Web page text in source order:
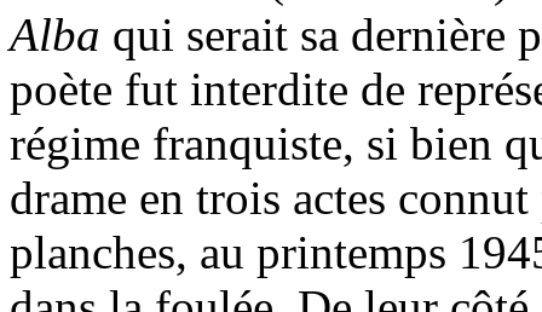
Alba qui serait sa dernière
poète fut interdite de
régime franquiste, si bien
drame en trois actes
planches, au printemps